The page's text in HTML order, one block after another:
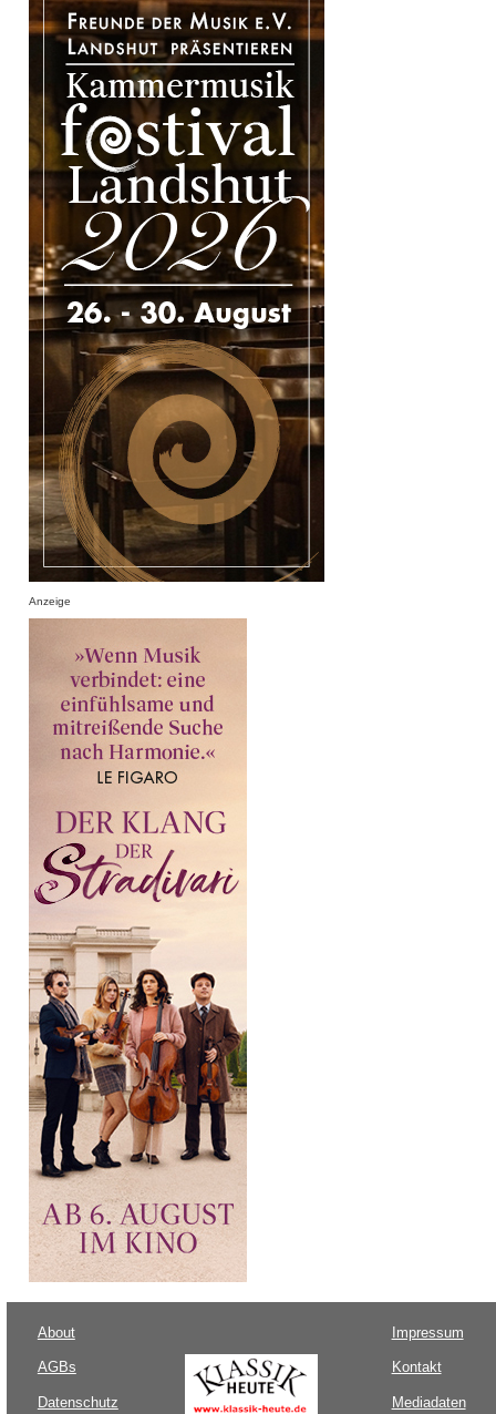
Anzeige
About
AGBs
Datenschutz
Impressum
Kontakt
Mediadaten